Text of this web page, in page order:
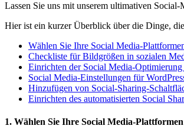
Lassen Sie uns mit unserem ultimativen
Hier ist ein kurzer Überblick über die Dinge,
Wählen Sie Ihre Social Media-
Checkliste für Bildgrößen in sozialen
Einrichten der Social Media-Optimierung
Social Media-Einstellungen für
Hinzufügen von Social-Sharing-
Einrichten des automatisierten Social
1. Wählen Sie Ihre Social Media-Plattformen